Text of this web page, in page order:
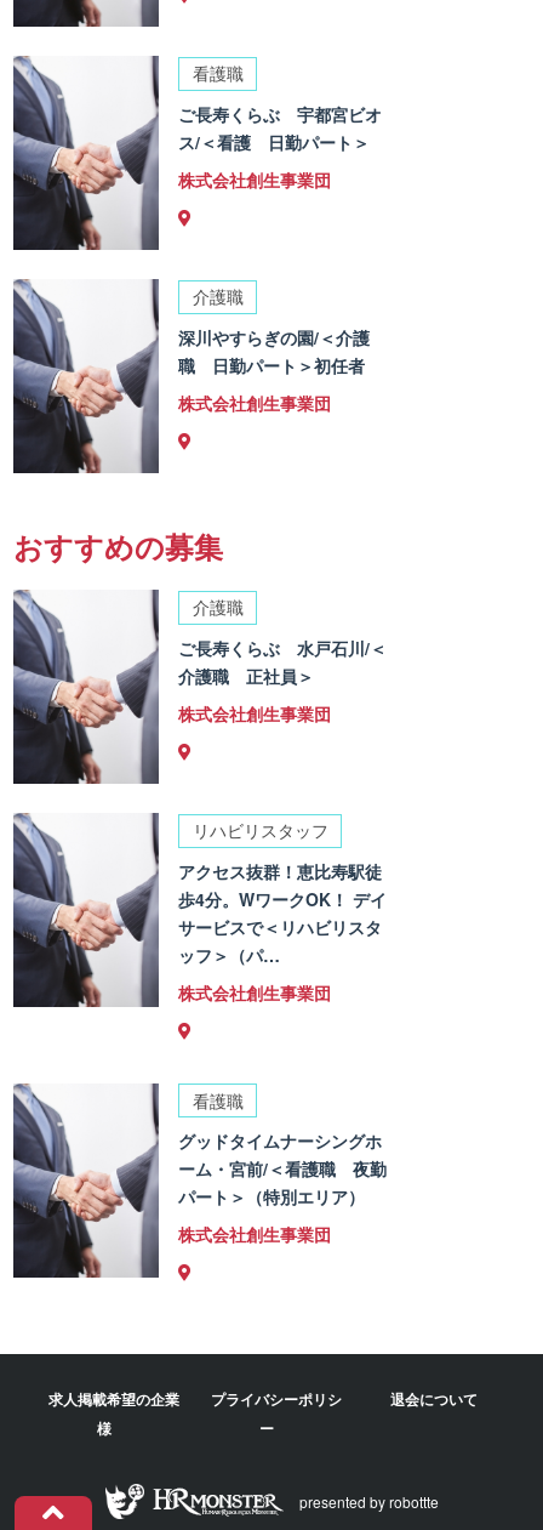
看護職
ご長寿くらぶ 宇都宮ビオ
ス/＜看護 日勤パート＞
株式会社創生事業団
介護職
深川やすらぎの園/＜介護
職 日勤パート＞初任者
株式会社創生事業団
おすすめの募集
介護職
ご長寿くらぶ 水戸石川/＜
介護職 正社員＞
株式会社創生事業団
リハビリスタッフ
アクセス抜群！恵比寿駅徒
歩4分。WワークOK！ デイ
サービスで＜リハビリスタ
ッフ＞（パ…
株式会社創生事業団
看護職
グッドタイムナーシングホ
ーム・宮前/＜看護職 夜勤
パート＞（特別エリア）
株式会社創生事業団
求人掲載希望の企業
様
プライバシーポリシ
ー
退会について
presented by robottte